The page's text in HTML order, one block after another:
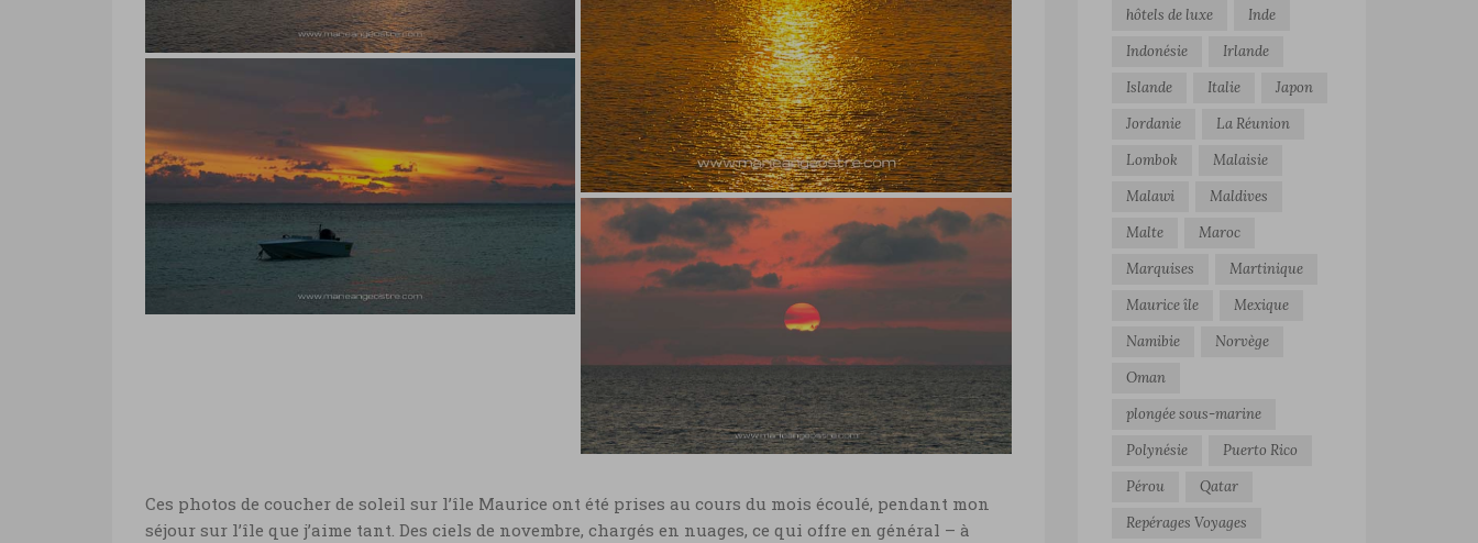
Photo coucher de soleil sûr l’île Maurice
Photo coucher de soleil sûr l’île Maurice ©
Marie-Ange Ostré
Photo coucher de soleil sûr l’île Maurice ©
Marie-Ange Ostré
Ces photos de coucher de soleil sur l’île Maurice ont été prises au cours du mois écoulé, pendant mon
séjour sur l’île que j’aime tant. Des ciels de novembre, chargés en nuages, ce qui offre en général – à
hôtels de luxe
Inde
Indonésie
Irlande
Islande
Italie
Japon
Jordanie
La Réunion
Lombok
Malaisie
Malawi
Maldives
Malte
Maroc
Marquises
Martinique
Maurice île
Mexique
Namibie
Norvège
Oman
plongée sous-marine
Polynésie
Puerto Rico
Pérou
Qatar
Repérages Voyages